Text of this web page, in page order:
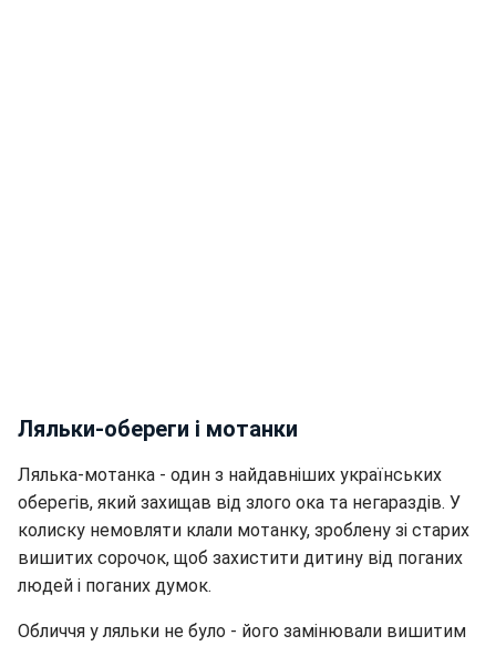
Ляльки-обереги і мотанки
Лялька-мотанка - один з найдавніших українських
оберегів, який захищав від злого ока та негараздів. У
колиску немовляти клали мотанку, зроблену зі старих
вишитих сорочок, щоб захистити дитину від поганих
людей і поганих думок.
Обличчя у ляльки не було - його замінювали вишитим